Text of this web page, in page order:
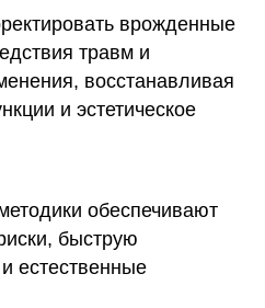
врожденные
травм и
восстанавливая
и эстетическое
обеспечивают
быструю
естественные